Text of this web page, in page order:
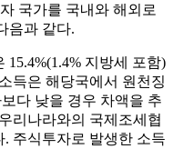
국가를 국내와 해외로
음과 같다.
지방세 포함)
득은 해당국에서 원천징
다 낮을 경우 차액을 추
리나라와의 국제조세협
주식투자로 발생한 소득